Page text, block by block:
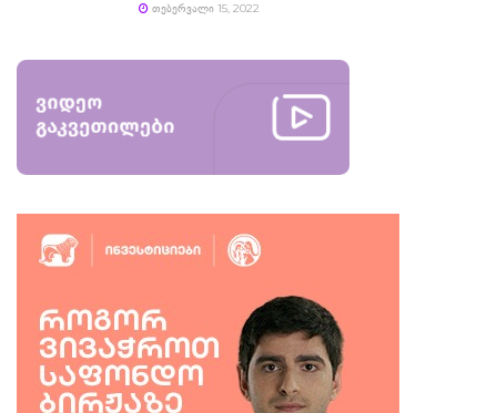
ᲗᲔᲑᲔᲠᲕᲐᲚᲘ 15, 2022